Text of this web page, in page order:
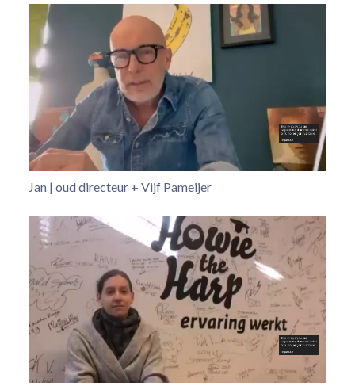
Jan | oud directeur + Vijf Pameijer